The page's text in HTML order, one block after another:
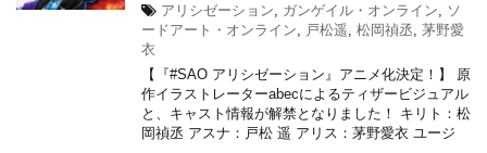
アリシゼーション
ガンゲイル・オンライン
ソ
ードアート・オンライン
戸松遥 松岡禎丞 茅野愛
衣
【『#SAO アリシゼーション』アニメ化決定！】 原
作イラストレーターabecによるティザービジュアル
と、キャスト情報が解禁となりました！ キリト：松
岡禎丞 アスナ：戸松 遥 アリス：茅野愛衣 ユージ